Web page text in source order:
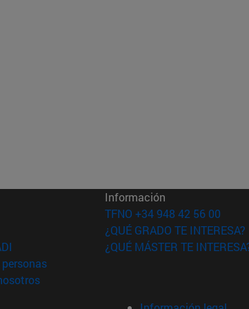
en nueva ventana)
en nueva ventana)
(abre en nueva ventana)
(abre en nueva ventana)
(abre en nueva ventana)
Información
TFNO +34 948 42 56 00
¿QUÉ GRADO TE INTERESA?
¿QUÉ MÁSTER TE